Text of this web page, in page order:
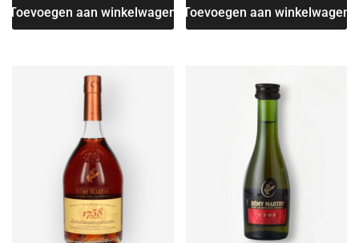
Toevoegen aan winkelwagen Toevoegen aan winkelwagen